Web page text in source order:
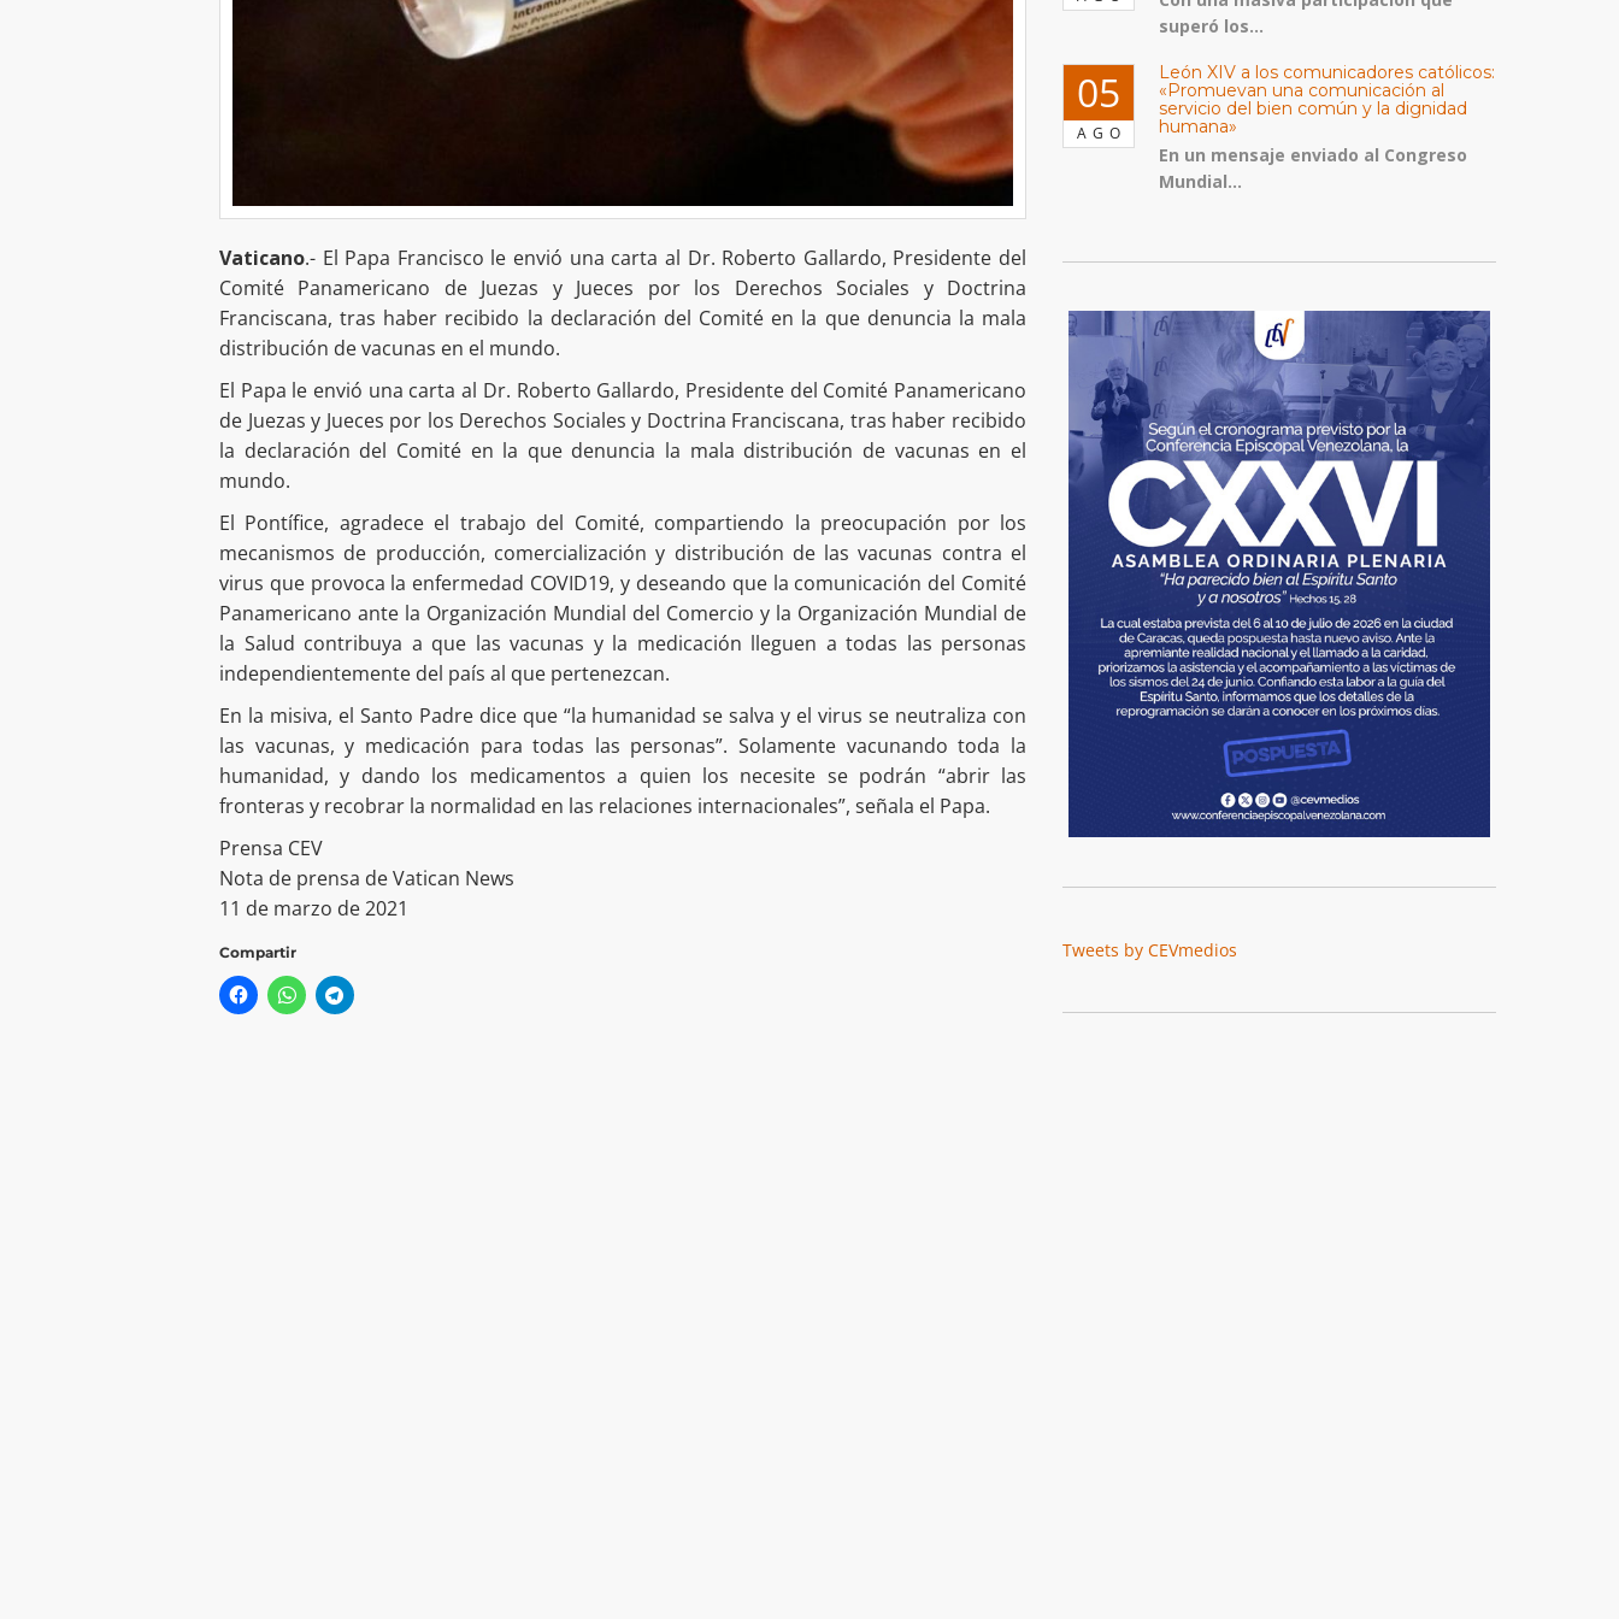
Vaticano.- El Papa Francisco le envió una carta al Dr. Roberto Gallardo, Presidente del
Comité Panamericano de Juezas y Jueces por los Derechos Sociales y Doctrina
Franciscana, tras haber recibido la declaración del Comité en la que denuncia la mala
distribución de vacunas en el mundo.
El Papa le envió una carta al Dr. Roberto Gallardo, Presidente del Comité Panamericano
de Juezas y Jueces por los Derechos Sociales y Doctrina Franciscana, tras haber recibido
la declaración del Comité en la que denuncia la mala distribución de vacunas en el
mundo.
El Pontífice, agradece el trabajo del Comité, compartiendo la preocupación por los
mecanismos de producción, comercialización y distribución de las vacunas contra el
virus que provoca la enfermedad COVID19, y deseando que la comunicación del Comité
Panamericano ante la Organización Mundial del Comercio y la Organización Mundial de
la Salud contribuya a que las vacunas y la medicación lleguen a todas las personas
independientemente del país al que pertenezcan.
En la misiva, el Santo Padre dice que “la humanidad se salva y el virus se neutraliza con
las vacunas, y medicación para todas las personas”. Solamente vacunando toda la
humanidad, y dando los medicamentos a quien los necesite se podrán “abrir las
fronteras y recobrar la normalidad en las relaciones internacionales”, señala el Papa.
Prensa CEV
Nota de prensa de Vatican News
11 de marzo de 2021
Compartir
superó los...
05
AGO
León XIV a los comunicadores católicos:
«Promuevan una comunicación al
servicio del bien común y la dignidad
humana»
En un mensaje enviado al Congreso
Mundial...
Tweets by CEVmedios